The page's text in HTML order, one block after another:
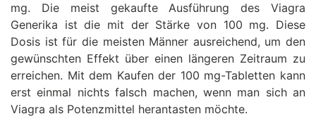
mg. Die meist gekaufte Ausführung des Viagra
Generika ist die mit der Stärke von 100 mg. Diese
Dosis ist für die meisten Männer ausreichend, um den
gewünschten Effekt über einen längeren Zeitraum zu
erreichen. Mit dem Kaufen der 100 mg-Tabletten kann
erst einmal nichts falsch machen, wenn man sich an
Viagra als Potenzmittel herantasten möchte.